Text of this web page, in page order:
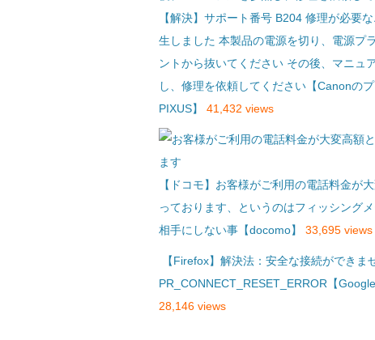
【解決】サポート番号 B204 修理が必要
生しました 本製品の電源を切り、電源プ
ントから抜いてください その後、マニュ
し、修理を依頼してください【Canonの
PIXUS】
41,432 views
【ドコモ】お客様がご利用の電話料金が
っております、というのはフィッシング
相手にしない事【docomo】
33,695 views
【Firefox】解決法：安全な接続ができま
PR_CONNECT_RESET_ERROR【
28,146 views